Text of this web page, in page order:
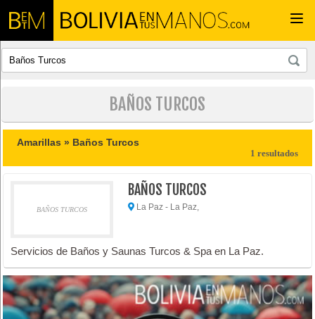
BAÑOS TURCOS
Amarillas » Baños Turcos
1 resultados
BAÑOS TURCOS
BAÑOS TURCOS
La Paz - La Paz,
Servicios de Baños y Saunas Turcos & Spa en La Paz.